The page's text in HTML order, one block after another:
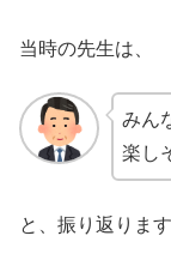
当時の先生は、
みん
楽し
と、振り返ります